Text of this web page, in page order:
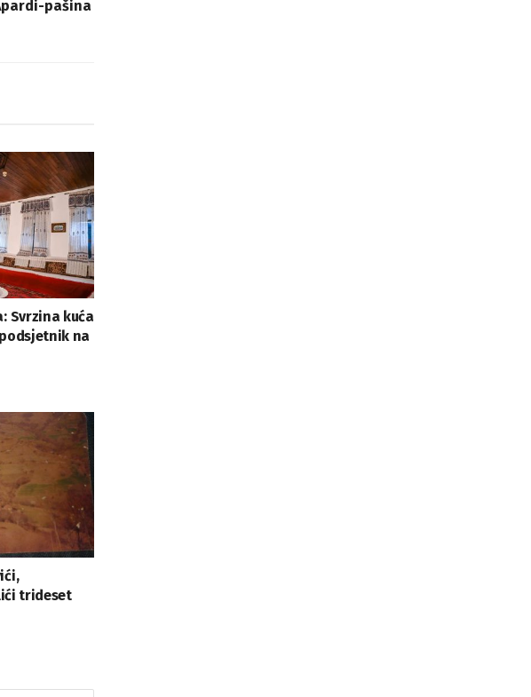
pašina
Svrzina kuća
na
trideset